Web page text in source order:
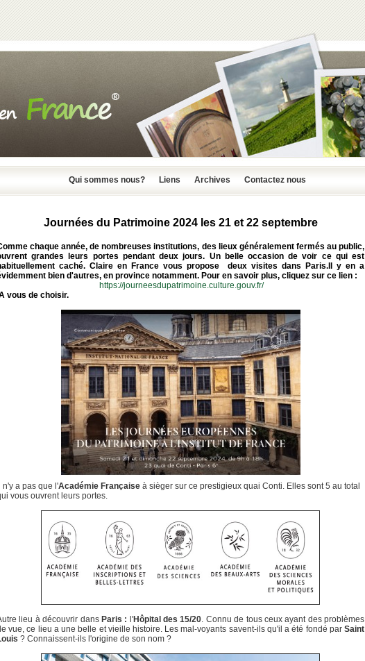
Qui sommes nous? Liens Archives Contactez nous
Journées du Patrimoine 2024 les 21 et 22 septembre
chaque année, de nombreuses institutions, des lieux généralement fermés au public,
grandes leurs portes pendant deux jours. Un belle occasion de voir ce qui est
caché. Claire en France vous propose deux visites dans Paris.Il y en a
bien d'autres, en province notamment. Pour en savoir plus, cliquez sur ce lien :
https://journeesdupatrimoine.culture.gouv.fr/
vous de choisir.
n'y a pas que l'Académie Française à sièger sur ce prestigieux quai Conti. Elles sont 5 au total
vous ouvrent leurs portes.
lieu à découvrir dans Paris : l'Hôpital des 15/20. Connu de tous ceux ayant des problèmes
vue, ce lieu a une belle et vieille histoire. Les mal-voyants savent-ils qu'il a été fondé par Saint
? Connaissent-ils l'origine de son nom ?